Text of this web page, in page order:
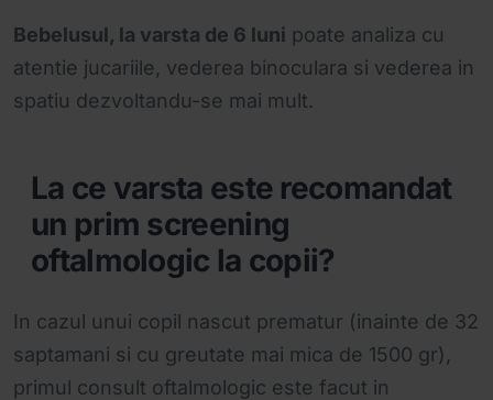
Bebelusul, la varsta de 6 luni poate analiza cu
atentie jucariile, vederea binoculara si vederea in
spatiu dezvoltandu-se mai mult.
La ce varsta este recomandat
un prim screening
oftalmologic la copii?
In cazul unui copil nascut prematur (inainte de 32
saptamani si cu greutate mai mica de 1500 gr),
primul consult oftalmologic este facut in